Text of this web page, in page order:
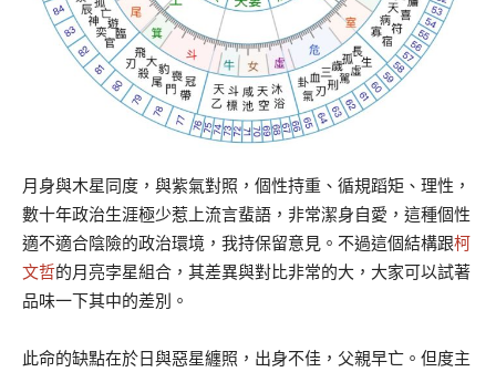
月身與木星同度，與紫氣對照，個性持重、循規蹈矩、理性，
數十年政治生涯極少惹上流言蜚語，非常潔身自愛，這種個性
適不適合陰險的政治環境，我持保留意見。不過這個結構跟柯
文哲的月亮孛星組合，其差異與對比非常的大，大家可以試著
品味一下其中的差別。
此命的缺點在於日與惡星纏照，出身不佳，父親早亡。但度主